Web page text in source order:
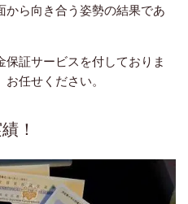
から向き合う姿勢の結果であ
証サービスを付しておりま
任せください。
！